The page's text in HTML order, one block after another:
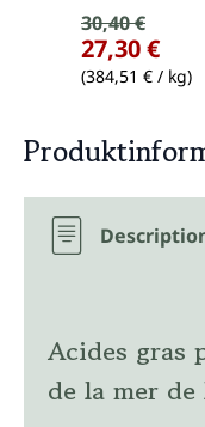
Prix de vente
Prix régulier :
30,40 €
27,30 €
(384,51 € / kg)
Acides gras
de la mer